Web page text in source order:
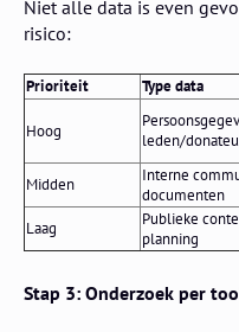
Niet alle data is even
risico:
Prioriteit Type data
Hoog
leden/
Midden
Interne
documenten
Laag
Publieke
planning
Stap 3: Onderzoek per